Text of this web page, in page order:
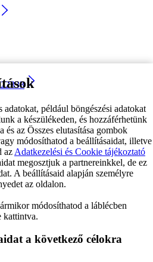
például böngészési adatokat
a készülékeden, és hozzáférhetünk
és az Összes elutasítása gombok
módosíthatod a beállításaidat, illetve
az Adatkezelési és Cookie tájékoztató
megosztjuk a partnereinkkel, de ez
A beállításaid alapján személyre
az oldalon.
módosíthatod a láblécben
kattintva.
a következő célokra